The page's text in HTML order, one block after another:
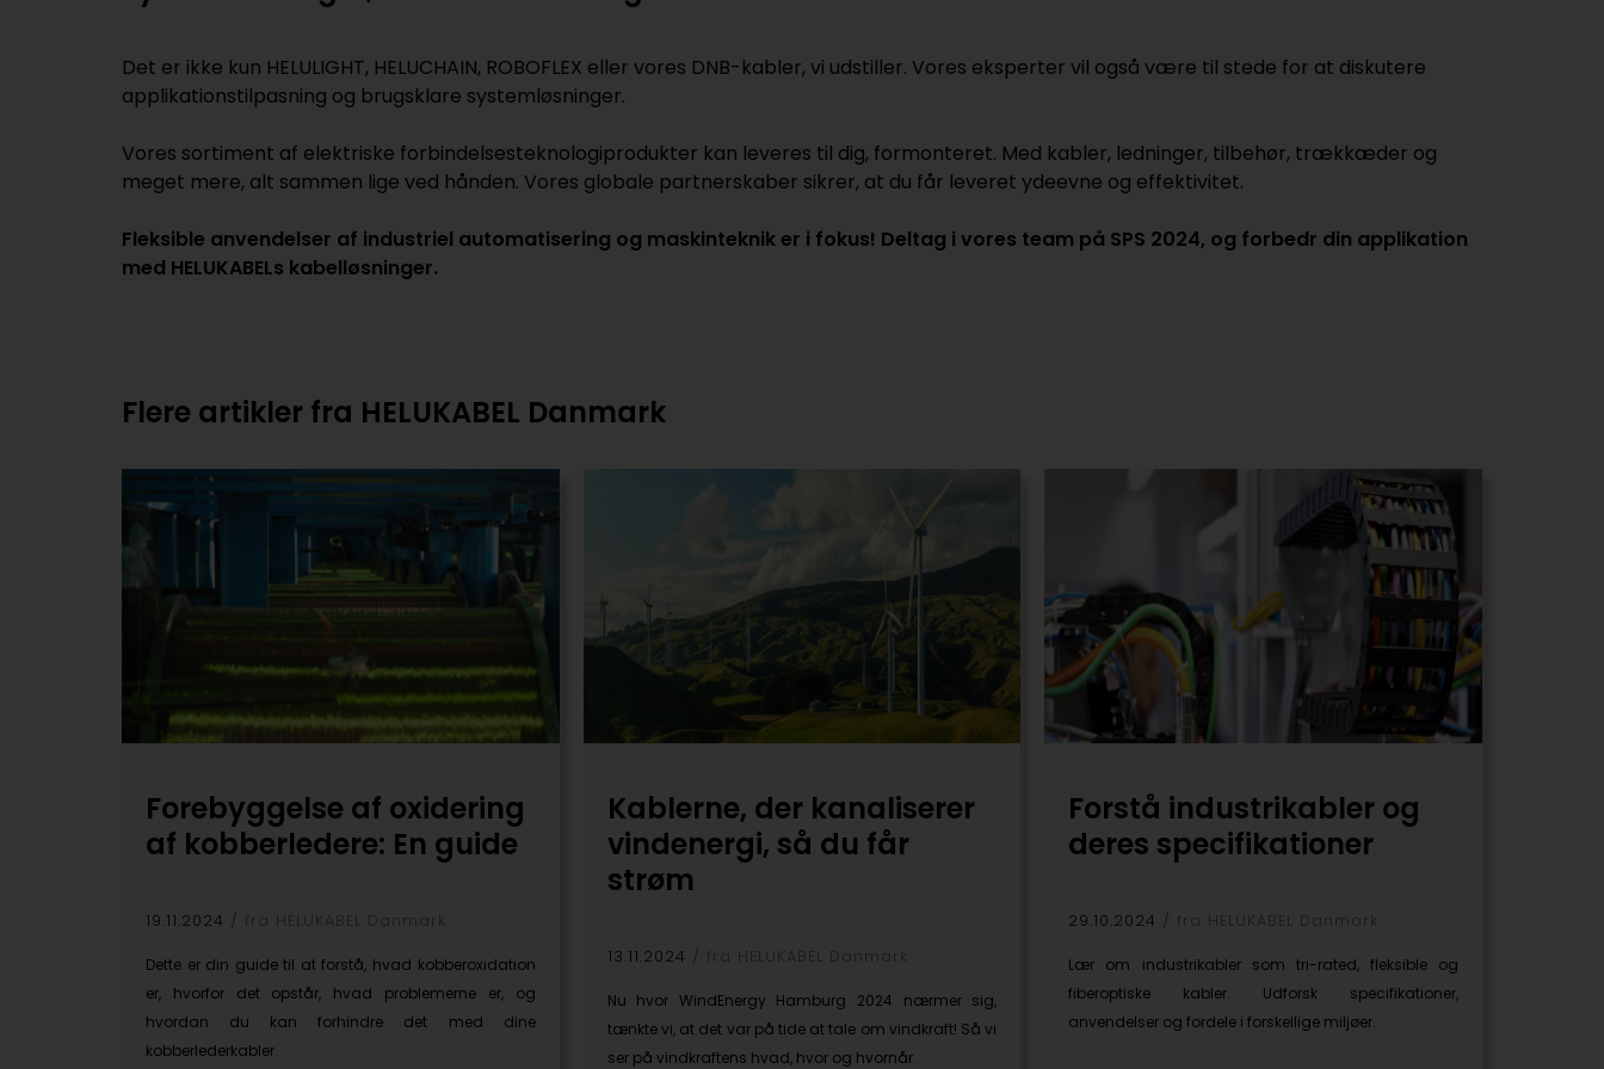
Det er ikke kun HELULIGHT, HELUCHAIN, ROBOFLEX eller vores DNB-kabler, vi udstiller. Vores eksperter vil også være til stede for at diskutere
applikationstilpasning og brugsklare systemløsninger.
Vores sortiment af elektriske forbindelsesteknologiprodukter kan leveres til dig, formonteret. Med kabler, ledninger, tilbehør, trækkæder og
meget mere, alt sammen lige ved hånden. Vores globale partnerskaber sikrer, at du får leveret ydeevne og effektivitet.
Fleksible anvendelser af industriel automatisering og maskinteknik er i fokus! Deltag i vores team på SPS 2024, og forbedr din applikation
med HELUKABELs kabelløsninger.
Flere artikler fra HELUKABEL Danmark
Forebyggelse af oxidering
af kobberledere: En guide
19.11.2024 fra HELUKABEL Danmark
Dette er din guide til at forstå, hvad kobberoxidation
er, hvorfor det opstår, hvad problemerne er, og
hvordan du kan forhindre det med dine
kobberlederkabler.
Kablerne, der kanaliserer
vindenergi, så du får
strøm
13.11.2024 fra HELUKABEL Danmark
Nu hvor WindEnergy Hamburg 2024 nærmer sig,
tænkte vi, at det var på tide at tale om vindkraft! Så vi
ser på vindkraftens hvad, hvor og hvornår.
Forstå industrikabler og
deres specifikationer
29.10.2024 fra HELUKABEL Danmark
Lær om industrikabler som tri-rated, fleksible og
fiberoptiske kabler. Udforsk specifikationer,
anvendelser og fordele i forskellige miljøer.